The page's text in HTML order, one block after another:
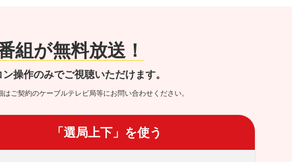
組が無料放送！
操作のみでご視聴いただけます。
ご契約のケーブルテレビ局等にお問い合わせください。
「選局上下」を使う